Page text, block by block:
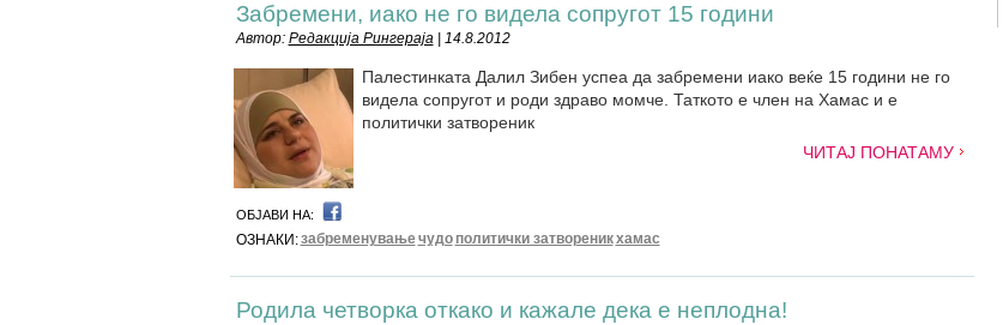
Забремени, иако не го видела сопругот 15 години
Автор: Редакција Рингераја| 14.8.2012
Палестинката Далил Зибен успеа да забремени иако веќе 15 години не го
видела сопругот и роди здраво момче. Таткото е член на Хамас и е
политички затвореник
ЧИТАЈ ПОНАТАМУ
ОБЈАВИ НА:
ОЗНАКИ:забременувањечудо политички затвореникхамас
Родила четворка откако и кажале дека е неплодна!